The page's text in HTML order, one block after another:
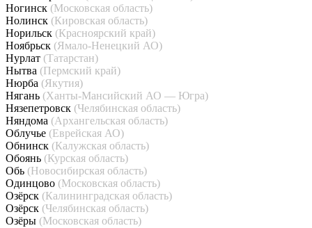
Ногинск (Московская область)
Нолинск (Кировская область)
Норильск (Красноярский край)
Ноябрьск (Ямало-Ненецкий АО)
Нурлат (Татарстан)
Нытва (Пермский край)
Нюрба (Якутия)
Нягань (Ханты-Мансийский АО — Югра)
Нязепетровск (Челябинская область)
Няндома (Архангельская область)
Облучье (Еврейская АО)
Обнинск (Калужская область)
Обоянь (Курская область)
Обь (Новосибирская область)
Одинцово (Московская область)
Озёрск (Калининградская область)
Озёрск (Челябинская область)
Озёры (Московская область)